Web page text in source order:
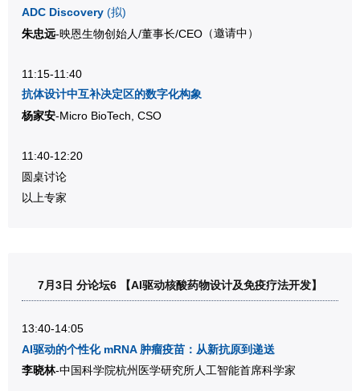
ADC Discovery (拟)
朱忠远-映恩生物创始人/董事长/CEO （邀请中）
11:15-11:40
抗体设计中互补决定区的数字化构象
杨家安-Micro BioTech, CSO
11:40-12:20
圆桌讨论
以上专家
7月3日 分论坛6 【AI驱动核酸药物设计及免疫疗法开发】
13:40-14:05
AI驱动的个性化 mRNA 肿瘤疫苗：从新抗原到递送
李晓林-中国科学院杭州医学研究所人工智能首席科学家